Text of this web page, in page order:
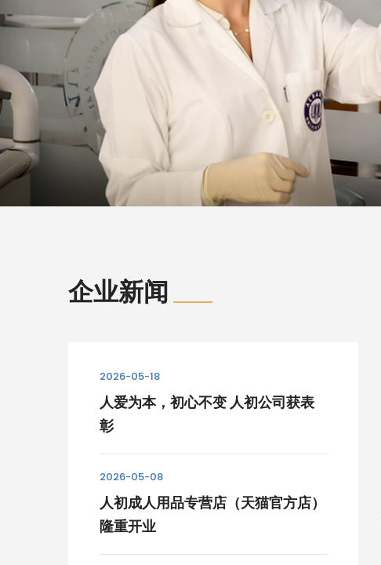
企业新闻
2026-05-18
人爱为本，初心不变 人初公司获表
彰
2026-05-08
人初成人用品专营店（天猫官方店）
隆重开业